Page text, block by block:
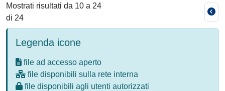
Mostrati risultati da 10 a 24
di 24
Legenda icone
file ad accesso aperto
file disponibili sulla rete interna
file disponibili agli utenti autorizzati